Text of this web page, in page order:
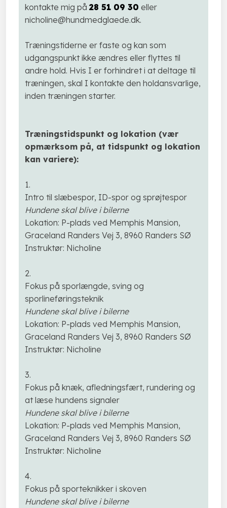
kontakte mig på28 51 09 30 eller
nicholine@hundmedglaede.dk.​
​Træningstiderne er faste og kan som
udgangspunkt ikke ændres eller flyttes til
andre hold. Hvis I er forhindret i at deltage til
træningen, skal I kontakte den holdansvarlige,
inden træningen starter.
Træningstidspunkt og lokation (vær
opmærksom på, at tidspunkt og lokation
kan variere):
1.
Intro til slæbespor, ID-spor og sprøjtespor
Hundene skal blive i bilerne
Lokation: P-plads ved Memphis Mansion,
Graceland Randers Vej 3, 8960 Randers SØ
Instruktør: Nicholine
2.
Fokus på sporlængde, sving og
sporlineføringsteknik
Hundene skal blive i bilerne
​Lokation: P-plads ved Memphis Mansion,
Graceland Randers Vej 3, 8960 Randers SØ
Instruktør: Nicholine
3.
Fokus på knæk, afledningsfært, rundering og
at læse hundens signaler
Hundene skal blive i bilerne
Lokation: P-plads ved Memphis Mansion,
Graceland Randers Vej 3, 8960 Randers SØ
Instruktør: Nicholine
4.
Fokus på sporteknikker i skoven
Hundene skal blive i bilerne